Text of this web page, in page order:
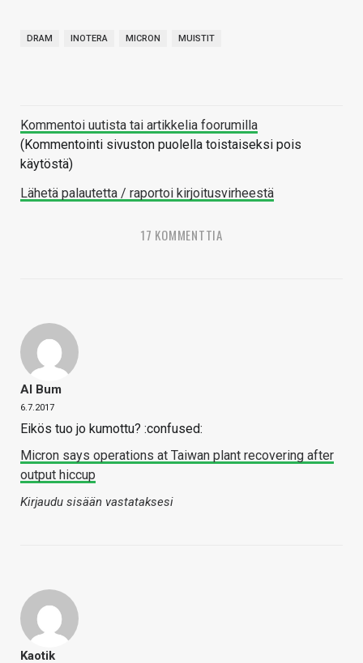
DRAM INOTERA MICRON MUISTIT
Kommentoi uutista tai artikkelia foorumilla
(Kommentointi sivuston puolella toistaiseksi pois
käytöstä)
Lähetä palautetta / raportoi kirjoitusvirheestä
17 KOMMENTTIA
Al Bum
6.7.2017
Eikös tuo jo kumottu? :confused:
Micron says operations at Taiwan plant recovering after
output hiccup
Kirjaudu sisään vastataksesi
Kaotik